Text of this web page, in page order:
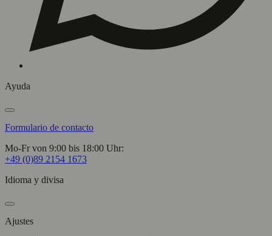
Ayuda
Formulario de contacto
Mo-Fr von 9:00 bis 18:00 Uhr:
+49 (0)89 2154 1673
Idioma y divisa
Ajustes